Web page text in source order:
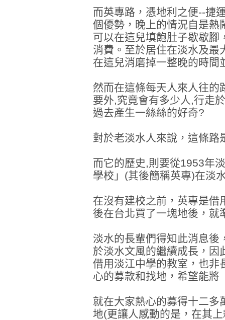
而英專路，憑地利之便--捷
個優勢，晚上的情況自是熱
可以在這兒填飽肚子歇歇腳
消費。至於居住在淡水及最
在這兒消磨掉一整晚的時間
然而在這條每天人來人往的
要外,究竟會有多少人,行走
過去產生一絲絲的好奇?
對於老淡水人來說，這條路
而它的歷史,則要從1953年
學校」(其後簡稱英專)在淡
在沒有建校之前，英專是借
後在台北買了一塊地後，就
淡水的長輩們得知此消息後
於淡水文風的繼續成長，因
借用淡江中學的教室，也非
心的募款和找地，希望能將
就在大家熱心的募得十二多
地(更讓人感動的是，在其